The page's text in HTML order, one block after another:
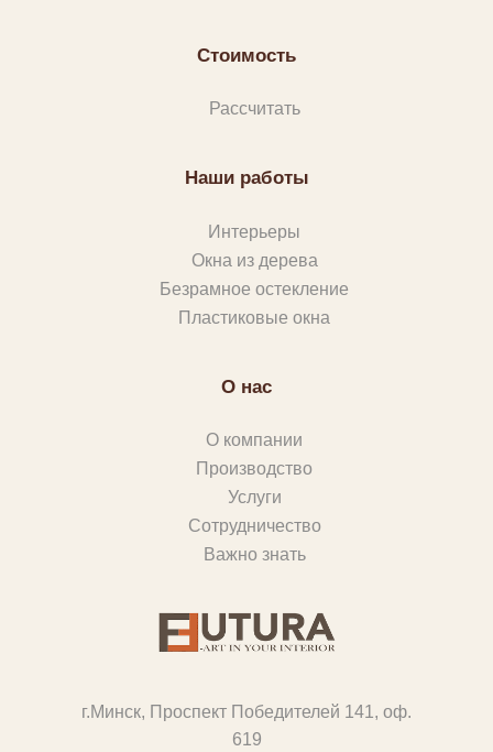
Стоимость
Рассчитать
Наши работы
Интерьеры
Окна из дерева
Безрамное остекление
Пластиковые окна
О нас
О компании
Производство
Услуги
Сотрудничество
Важно знать
г.Минск, Проспект Победителей 141, оф.
619